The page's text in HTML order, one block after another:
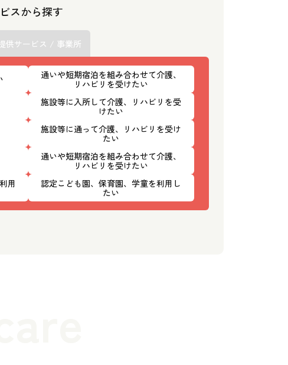
スから探す
供サービス / 事業所
通いや短期宿泊を組み合わせて介護、
リハビリを受けたい
施設等に入所して介護、リハビリを受
けたい
施設等に通って介護、リハビリを受け
たい
通いや短期宿泊を組み合わせて介護、
リハビリを受けたい
用
認定こども園、保育園、学童を利用し
たい